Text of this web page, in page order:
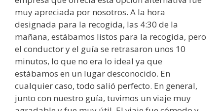
muy apreciada por nosotros. A la hora
designada para la recogida, las 4:30 de la
mañana, estábamos listos para la recogida, pero
el conductor y el guía se retrasaron unos 10
minutos, lo que no era lo ideal ya que
estábamos en un lugar desconocido. En
cualquier caso, todo salió perfecto. En general,
junto con nuestro guía, tuvimos un viaje muy